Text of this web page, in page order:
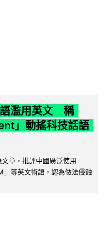
語濫用英文 稱
」動搖科技話語
章，批評中國廣泛使用
」等英文術語，認為做法侵蝕